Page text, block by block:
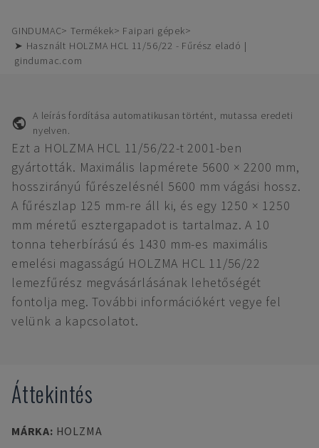
GINDUMAC Termékek
Faipari gépek
➤ Használt HOLZMA HCL 11/56/22 - Fűrész eladó |
gindumac.com
A leírás fordítása automatikusan történt, mutassa eredeti
nyelven.
Ezt a HOLZMA HCL 11/56/22-t 2001-ben
gyártották. Maximális lapmérete 5600 × 2200 mm,
hosszirányú fűrészelésnél 5600 mm vágási hossz.
A fűrészlap 125 mm-re áll ki, és egy 1250 × 1250
mm méretű esztergapadot is tartalmaz. A 10
tonna teherbírású és 1430 mm-es maximális
emelési magasságú HOLZMA HCL 11/56/22
lemezfűrész megvásárlásának lehetőségét
fontolja meg. További információkért vegye fel
velünk a kapcsolatot.
Áttekintés
MÁRKA: HOLZMA